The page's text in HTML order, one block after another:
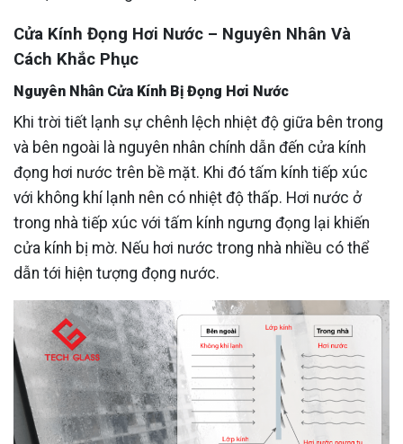
Cửa Kính Đọng Hơi Nước – Nguyên Nhân Và
Cách Khắc Phục
Nguyên Nhân Cửa Kính Bị Đọng Hơi Nước
Khi trời tiết lạnh sự chênh lệch nhiệt độ giữa bên trong
và bên ngoài là nguyên nhân chính dẫn đến cửa kính
đọng hơi nước trên bề mặt. Khi đó tấm kính tiếp xúc
với không khí lạnh nên có nhiệt độ thấp. Hơi nước ở
trong nhà tiếp xúc với tấm kính ngưng đọng lại khiến
cửa kính bị mờ. Nếu hơi nước trong nhà nhiều có thể
dẫn tới hiện tượng đọng nước.